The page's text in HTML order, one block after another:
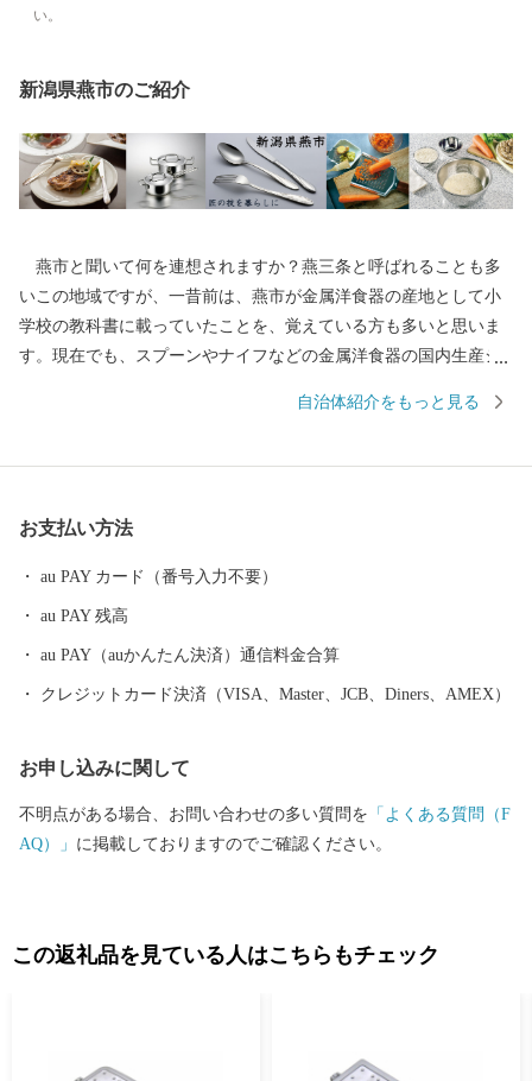
い。
新潟県燕市のご紹介
燕市と聞いて何を連想されますか？燕三条と呼ばれることも多
いこの地域ですが、一昔前は、燕市が金属洋食器の産地として小
学校の教科書に載っていたことを、覚えている方も多いと思いま
す。現在でも、スプーンやナイフなどの金属洋食器の国内生産シ
属ハウスウェアは全国生産額の約90%を占める、世界有数の金属
市の製品が採用されるなど、燕製品は高い評価を受けています。
工芸品の鎚起銅器、美味しいお米をはじめとした農産物も多数取
りそろえております。燕産品で、日々の生活にアクセントをつけ
てみてはいかがですか？
自治体紹介をもっと見る
お支払い方法
au PAY カード（番号入力不要）
au PAY 残高
au PAY（auかんたん決済）通信料金合算
クレジットカード決済（VISA、Master、JCB、Diners、AMEX）
お申し込みに関して
不明点がある場合、お問い合わせの多い質問を 「よくある質問（F
AQ）」 に掲載しておりますのでご確認ください。
この返礼品を見ている人はこちらもチェック